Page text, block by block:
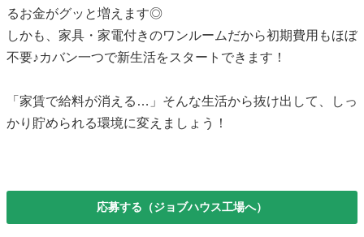
るお金がグッと増えます◎
しかも、家具・家電付きのワンルームだから初期費用もほぼ
不要♪カバン一つで新生活をスタートできます！
「家賃で給料が消える…」そんな生活から抜け出して、しっ
かり貯められる環境に変えましょう！
応募する（ジョブハウス工場へ）